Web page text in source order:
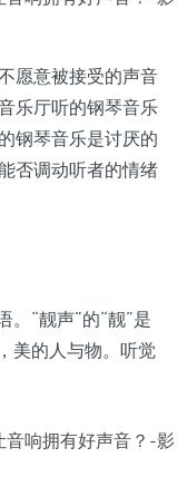
愿意被接受的声音
乐厅听的钢琴音乐
钢琴音乐是讨厌的
否调动听者的情绪
。“靓声”的“靓”是
美的人与物。听觉